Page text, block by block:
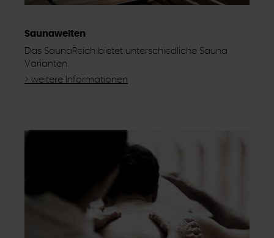
Saunawelten
Das SaunaReich bietet unterschiedliche Sauna
Varianten.
> weitere Informationen